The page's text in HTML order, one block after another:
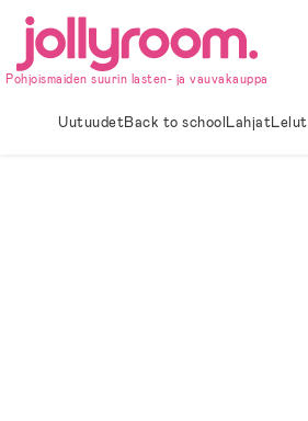
Hoppa
innehållet
Pohjoismaiden suurin lasten- ja vauvakauppa
UutuudetBack to schoolLahjatLelut